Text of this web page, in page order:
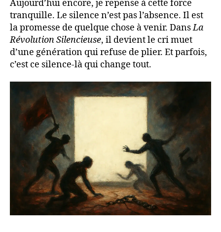
Aujourd’hui encore, je repense à cette force
tranquille. Le silence n’est pas l’absence. Il est
la promesse de quelque chose à venir. DansLa
Révolution Silencieuse, il devient le cri muet
d’une génération qui refuse de plier. Et parfois,
c’est ce silence-là qui change tout.